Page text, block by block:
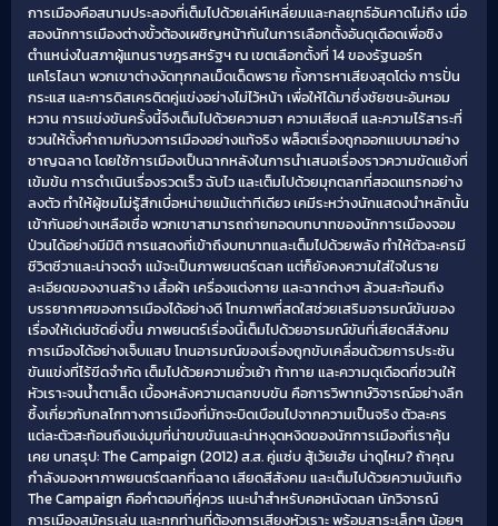
การเมืองคือสนามประลองที่เต็มไปด้วยเล่ห์เหลี่ยมและกลยุทธ์อันคาดไม่ถึง เมื่อ
สองนักการเมืองต่างขั้วต้องเผชิญหน้ากันในการเลือกตั้งอันดุเดือดเพื่อชิง
ตำแหน่งในสภาผู้แทนราษฎรสหรัฐฯ ณ เขตเลือกตั้งที่ 14 ของรัฐนอร์ท
แคโรไลนา พวกเขาต่างงัดทุกกลเม็ดเด็ดพราย ทั้งการหาเสียงสุดโต่ง การปั่น
กระแส และการดิสเครดิตคู่แข่งอย่างไม่ไว้หน้า เพื่อให้ได้มาซึ่งชัยชนะอันหอม
หวาน การแข่งขันครั้งนี้จึงเต็มไปด้วยความฮา ความเสียดสี และความไร้สาระที่
ชวนให้ตั้งคำถามกับวงการเมืองอย่างแท้จริง พล็อตเรื่องถูกออกแบบมาอย่าง
ชาญฉลาด โดยใช้การเมืองเป็นฉากหลังในการนำเสนอเรื่องราวความขัดแย้งที่
เข้มข้น การดำเนินเรื่องรวดเร็ว ฉับไว และเต็มไปด้วยมุกตลกที่สอดแทรกอย่าง
ลงตัว ทำให้ผู้ชมไม่รู้สึกเบื่อหน่ายแม้แต่าทีเดียว เคมีระหว่างนักแสดงนำหลักนั้น
เข้ากันอย่างเหลือเชื่อ พวกเขาสามารถถ่ายทอดบทบาทของนักการเมืองจอม
ป่วนได้อย่างมีมิติ การแสดงที่เข้าถึงบทบาทและเต็มไปด้วยพลัง ทำให้ตัวละครมี
ชีวิตชีวาและน่าจดจำ แม้จะเป็นภาพยนตร์ตลก แต่ก็ยังคงความใส่ใจในราย
ละเอียดของงานสร้าง เสื้อผ้า เครื่องแต่งกาย และฉากต่างๆ ล้วนสะท้อนถึง
บรรยากาศของการเมืองได้อย่างดี โทนภาพที่สดใสช่วยเสริมอารมณ์ขันของ
เรื่องให้เด่นชัดยิ่งขึ้น ภาพยนตร์เรื่องนี้เต็มไปด้วยอารมณ์ขันที่เสียดสีสังคม
การเมืองได้อย่างเจ็บแสบ โทนอารมณ์ของเรื่องถูกขับเคลื่อนด้วยการประชัน
ขันแข่งที่ไร้ขีดจำกัด เต็มไปด้วยความยั่วเย้า ท้าทาย และความดุเดือดที่ชวนให้
หัวเราะจนน้ำตาเล็ด เบื้องหลังความตลกขบขัน คือการวิพากษ์วิจารณ์อย่างลึก
ซึ้งเกี่ยวกับกลไกทางการเมืองที่มักจะบิดเบือนไปจากความเป็นจริง ตัวละคร
แต่ละตัวสะท้อนถึงแง่มุมที่น่าขบขันและน่าหงุดหงิดของนักการเมืองที่เราคุ้น
เคย บทสรุป: The Campaign (2012) ส.ส. คู่แซ่บ สู้เว้ยเฮ้ย น่าดูไหม? ถ้าคุณ
กำลังมองหาภาพยนตร์ตลกที่ฉลาด เสียดสีสังคม และเต็มไปด้วยความบันเทิง
The Campaign คือคำตอบที่คู่ควร แนะนำสำหรับคอหนังตลก นักวิจารณ์
การเมืองสมัครเล่น และทุกท่านที่ต้องการเสียงหัวเราะ พร้อมสาระเล็กๆ น้อยๆ